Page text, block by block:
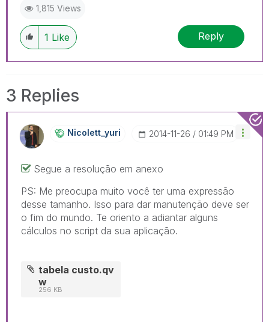
1,815 Views
1 Like Reply
3 Replies
Nicolett_yuri ‎2014-11-26 01:49 PM
Segue a resolução em anexo
PS: Me preocupa muito você ter uma expressão
desse tamanho. Isso para dar manutenção deve ser
o fim do mundo. Te oriento a adiantar alguns
cálculos no script da sua aplicação.
tabela custo.qv
w
256 KB